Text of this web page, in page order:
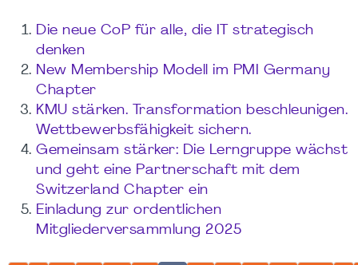
Die neue CoP für alle, die IT strategisch
denken
New Membership Modell im PMI Germany
Chapter
KMU stärken. Transformation beschleunigen.
Wettbewerbsfähigkeit sichern.
Gemeinsam stärker: Die Lerngruppe wächst
und geht eine Partnerschaft mit dem
Switzerland Chapter ein
Einladung zur ordentlichen
Mitgliederversammlung 2025